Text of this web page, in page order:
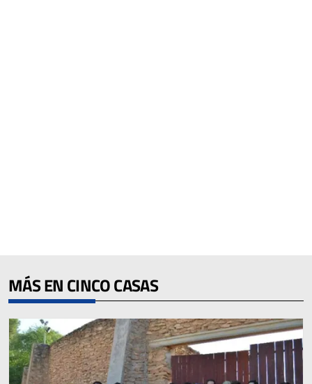
MÁS EN CINCO CASAS